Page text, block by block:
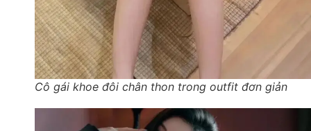
Cô gái khoe đôi chân thon trong outfit đơn giản